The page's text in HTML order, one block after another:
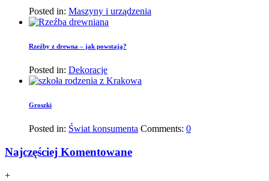
Posted in: Maszyny i urządzenia
Rzeźby z drewna – jak powstają?
Posted in: Dekoracje
Groszki
Posted in: Świat konsumenta Comments: 0
Najczęściej Komentowane
+